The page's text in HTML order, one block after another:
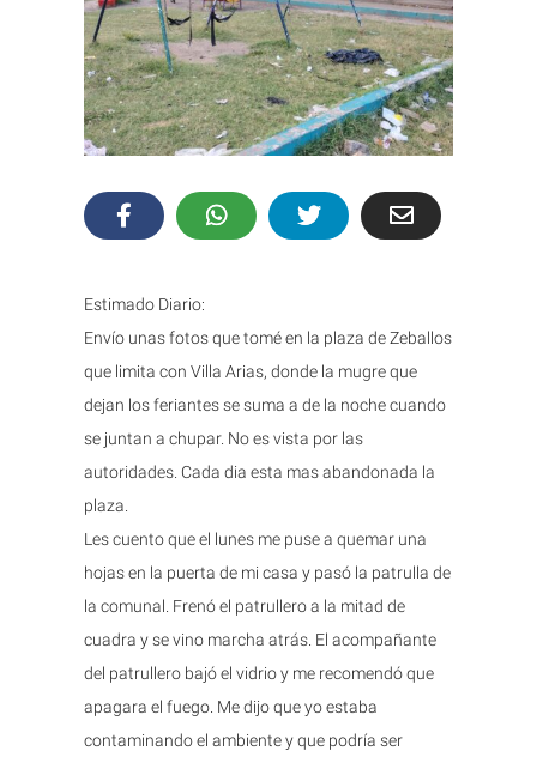
Estimado Diario:
Envío unas fotos que tomé en la plaza de Zeballos
que limita con Villa Arias, donde la mugre que
dejan los feriantes se suma a de la noche cuando
se juntan a chupar. No es vista por las
autoridades. Cada dia esta mas abandonada la
plaza.
Les cuento que el lunes me puse a quemar una
hojas en la puerta de mi casa y pasó la patrulla de
la comunal. Frenó el patrullero a la mitad de
cuadra y se vino marcha atrás. El acompañante
del patrullero bajó el vidrio y me recomendó que
apagara el fuego. Me dijo que yo estaba
contaminando el ambiente y que podría ser